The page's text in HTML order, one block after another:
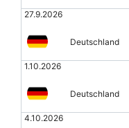
27.9.2026
Deutschland
1.10.2026
Deutschland
4.10.2026